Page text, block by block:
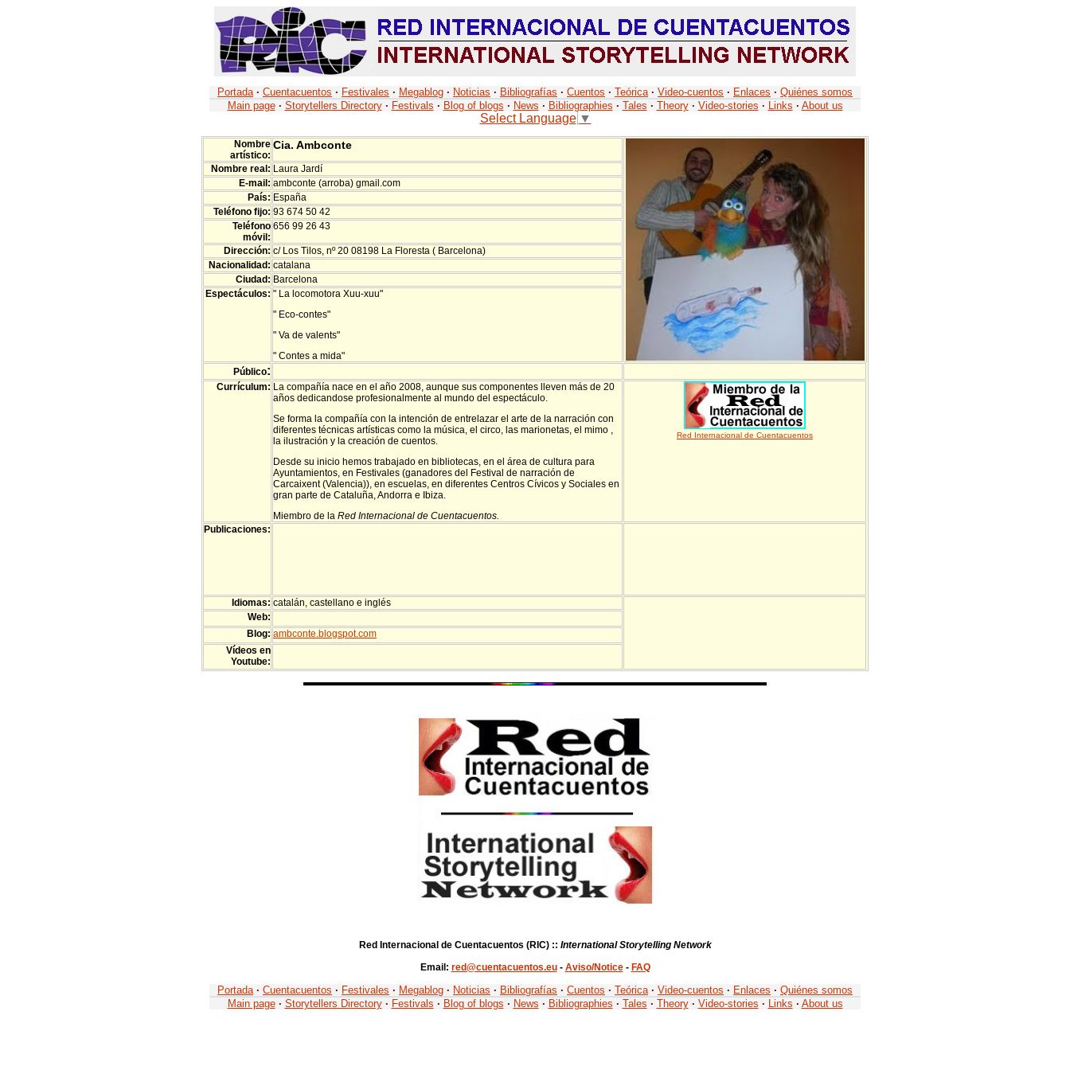
Portada · Cuentacuentos · Festivales · Megablog · Noticias · Bibliografías · Cuentos · Teórica · Video-cuentos · Enlaces · Quiénes somos
Main page · Storytellers Directory · Festivals · Blog of blogs · News · Bibliographies · Tales · Theory · Video-stories · Links · About us
Select Language ▼
Nombre
artístico:
Cia. Ambconte
Nombre real: Laura Jardí
E-mail: ambconte (arroba) gmail.com
País: España
Teléfono fijo: 93 674 50 42
Teléfono
móvil:
656 99 26 43
Dirección: c/ Los Tilos, nº 20 08198 La Floresta ( Barcelona)
Nacionalidad: catalana
Ciudad: Barcelona
Espectáculos: " La locomotora Xuu-xuu"
" Eco-contes"
" Va de valents"
" Contes a mida"
Público:
Currículum: La compañía nace en el año 2008, aunque sus componentes lleven más de 20
años dedicandose profesionalmente al mundo del espectáculo.
Se forma la compañía con la intención de entrelazar el arte de la narración con
diferentes técnicas artísticas como la música, el circo, las marionetas, el mimo ,
la ilustración y la creación de cuentos.
Desde su inicio hemos trabajado en bibliotecas, en el área de cultura para
Ayuntamientos, en Festivales (ganadores del Festival de narración de
Carcaixent (Valencia)), en escuelas, en diferentes Centros Cívicos y Sociales en
gran parte de Cataluña, Andorra e Ibiza.
Miembro de la Red Internacional de Cuentacuentos.
Red Internacional de Cuentacuentos
Publicaciones:
Idiomas: catalán, castellano e inglés
Web:
Blog: ambconte.blogspot.com
Vídeos en
Youtube:
Red Internacional de Cuentacuentos (RIC) :: International Storytelling Network
Email: red@cuentacuentos.eu- Aviso/Notice- FAQ
Portada · Cuentacuentos · Festivales · Megablog · Noticias · Bibliografías · Cuentos · Teórica · Video-cuentos · Enlaces · Quiénes somos
Main page · Storytellers Directory · Festivals · Blog of blogs · News · Bibliographies · Tales · Theory · Video-stories · Links · About us